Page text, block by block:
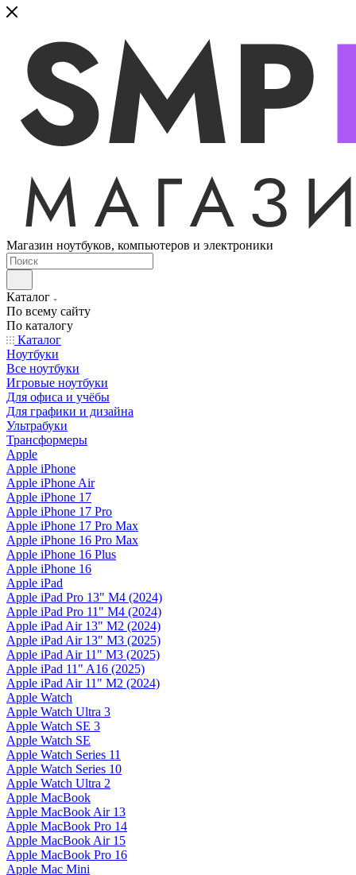
Магазин ноутбуков, компьютеров и электроники
Каталог
По всему сайту
По каталогу
Каталог
Ноутбуки
Все ноутбуки
Игровые ноутбуки
Для офиса и учёбы
Для графики и дизайна
Ультрабуки
Трансформеры
Apple
Apple iPhone
Apple iPhone Air
Apple iPhone 17
Apple iPhone 17 Pro
Apple iPhone 17 Pro Max
Apple iPhone 16 Pro Max
Apple iPhone 16 Plus
Apple iPhone 16
Apple iPad
Apple iPad Pro 13" M4 (2024)
Apple iPad Pro 11" M4 (2024)
Apple iPad Air 13" M2 (2024)
Apple iPad Air 13" M3 (2025)
Apple iPad Air 11" M3 (2025)
Apple iPad 11" A16 (2025)
Apple iPad Air 11" M2 (2024)
Apple Watch
Apple Watch Ultra 3
Apple Watch SE 3
Apple Watch SE
Apple Watch Series 11
Apple Watch Series 10
Apple Watch Ultra 2
Apple MacBook
Apple MacBook Air 13
Apple MacBook Pro 14
Apple MacBook Air 15
Apple MacBook Pro 16
Apple Mac Mini